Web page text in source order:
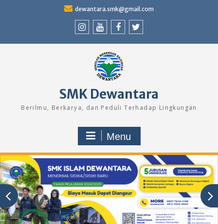
dewantara.smk@gmail.com
SMK Dewantara
Berilmu, Berkarya, dan Peduli Terhadap Lingkungan
Menu